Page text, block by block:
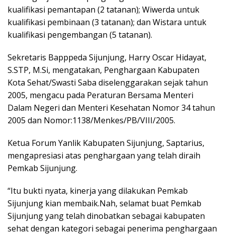
kualifikasi pemantapan (2 tatanan); Wiwerda untuk
kualifikasi pembinaan (3 tatanan); dan Wistara untuk
kualifikasi pengembangan (5 tatanan).
Sekretaris Bapppeda Sijunjung, Harry Oscar Hidayat,
S.STP, M.Si, mengatakan, Penghargaan Kabupaten
Kota Sehat/Swasti Saba diselenggarakan sejak tahun
2005, mengacu pada Peraturan Bersama Menteri
Dalam Negeri dan Menteri Kesehatan Nomor 34 tahun
2005 dan Nomor:1138/Menkes/PB/VIII/2005.
Ketua Forum Yanlik Kabupaten Sijunjung, Saptarius,
mengapresiasi atas penghargaan yang telah diraih
Pemkab Sijunjung.
“Itu bukti nyata, kinerja yang dilakukan Pemkab
Sijunjung kian membaik.Nah, selamat buat Pemkab
Sijunjung yang telah dinobatkan sebagai kabupaten
sehat dengan kategori sebagai penerima penghargaan